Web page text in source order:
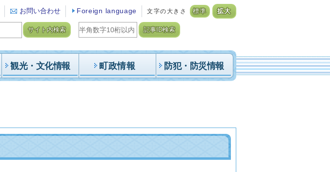
お問い合わせ Foreign language 文字の大きさ 標準 拡大
サイト内検索 記事ID検索
観光・文化情報 町政情報 防犯・防災情報